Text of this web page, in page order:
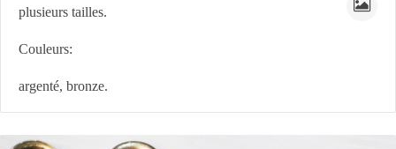
plusieurs tailles.
Couleurs:
argenté, bronze.